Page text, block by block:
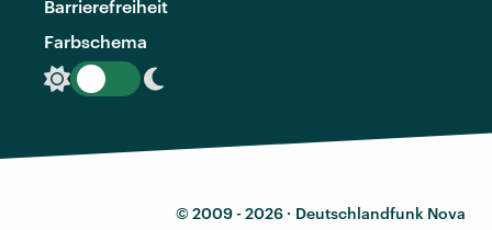
Barrierefreiheit
Farbschema
© 2009 - 2026 · Deutschlandfunk Nova